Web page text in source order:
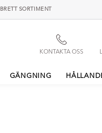
BRETT SORTIMENT
KONTAKTA OSS
GÄNGNING